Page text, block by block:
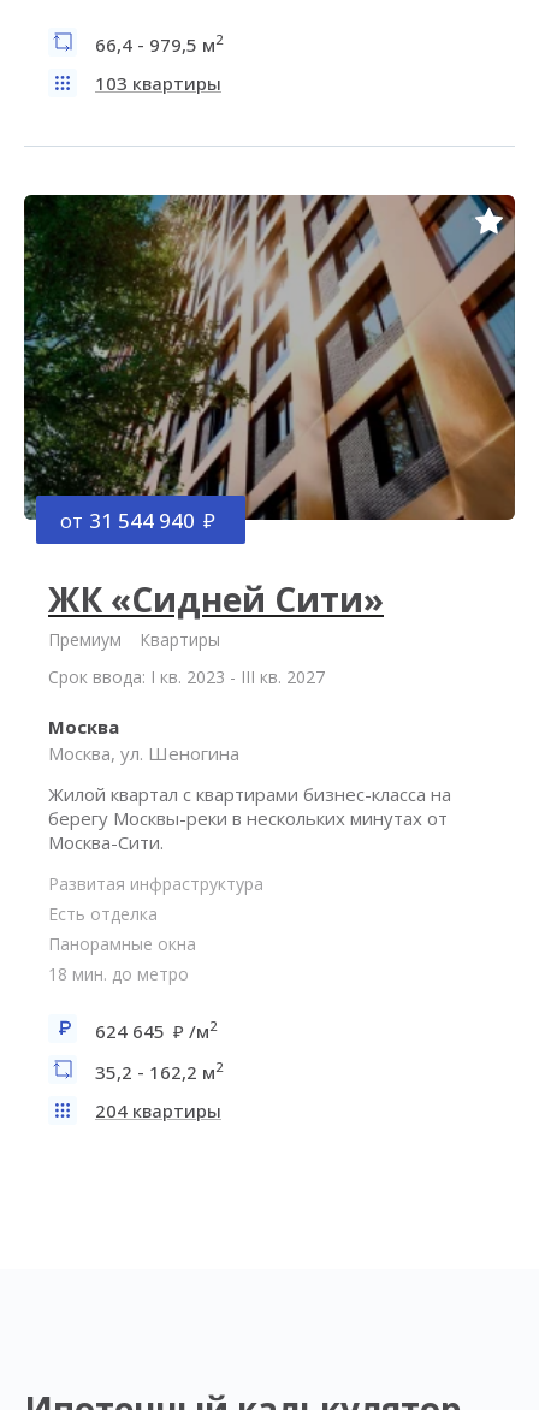
66,4 - 979,5 м2
103 квартиры
от 31 544 940
ЖК «Сидней Сити»
Премиум
Квартиры
Срок ввода: I кв. 2023 - III кв. 2027
Москва
Москва, ул. Шеногина
Жилой квартал с квартирами бизнес-класса на
берегу Москвы-реки в нескольких минутах от
Москва-Сити.
Развитая инфраструктура
Есть отделка
Панорамные окна
18 мин. до метро
624 645 /м2
35,2 - 162,2 м2
204 квартиры